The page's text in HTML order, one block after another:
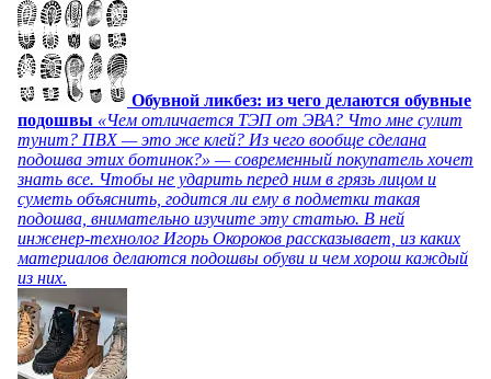
Обувной ликбез: из чего делаются обувные
подошвы «Чем отличается ТЭП от ЭВА? Что мне сулит
тунит? ПВХ — это же клей? Из чего вообще сделана
подошва этих ботинок?» — современный покупатель хочет
знать все. Чтобы не ударить перед ним в грязь лицом и
суметь объяснить, годится ли ему в подметки такая
подошва, внимательно изучите эту статью. В ней
инженер-технолог Игорь Окороков рассказывает, из каких
материалов делаются подошвы обуви и чем хорош каждый
из них.